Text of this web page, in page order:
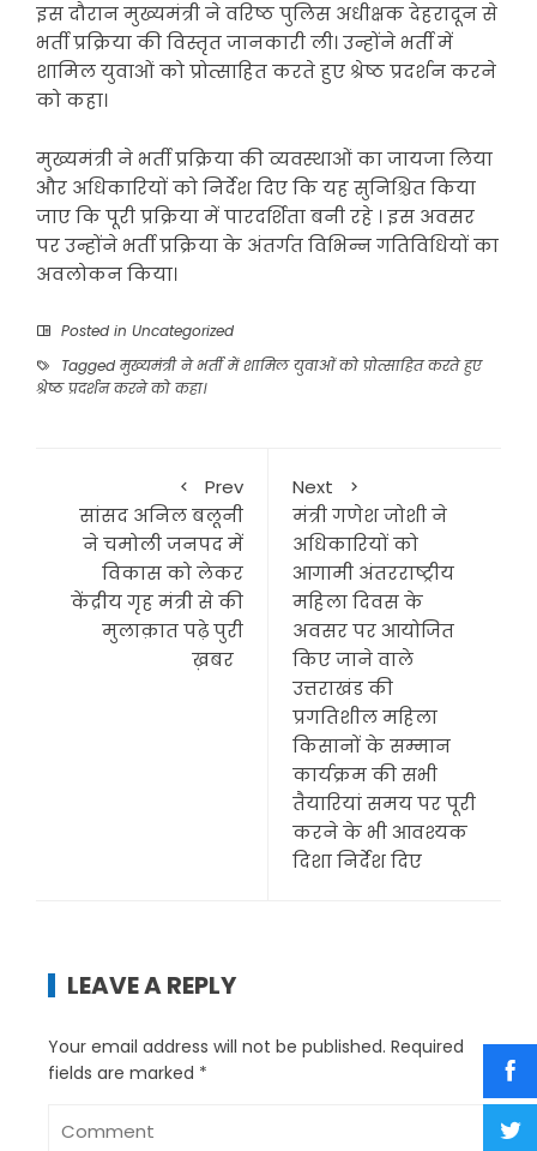
इस दौरान मुख्यमंत्री ने वरिष्ठ पुलिस अधीक्षक देहरादून से
भर्ती प्रक्रिया की विस्तृत जानकारी ली। उन्होंने भर्ती में
शामिल युवाओं को प्रोत्साहित करते हुए श्रेष्ठ प्रदर्शन करने
को कहा।
मुख्यमंत्री ने भर्ती प्रक्रिया की व्यवस्थाओं का जायजा लिया
और अधिकारियों को निर्देश दिए कि यह सुनिश्चित किया
जाए कि पूरी प्रक्रिया में पारदर्शिता बनी रहे । इस अवसर
पर उन्होंने भर्ती प्रक्रिया के अंतर्गत विभिन्न गतिविधियों का
अवलोकन किया।
Posted in Uncategorized
Tagged मुख्यमंत्री ने भर्ती में शामिल युवाओं को प्रोत्साहित करते हुए
श्रेष्ठ प्रदर्शन करने को कहा।
Prev
सांसद अनिल बलूनी
ने चमोली जनपद में
विकास को लेकर
केंद्रीय गृह मंत्री से की
मुलाक़ात पढ़े पुरी
ख़बर
Next
मंत्री गणेश जोशी ने
अधिकारियों को
आगामी अंतरराष्ट्रीय
महिला दिवस के
अवसर पर आयोजित
किए जाने वाले
उत्तराखंड की
प्रगतिशील महिला
किसानों के सम्मान
कार्यक्रम की सभी
तैयारियां समय पर पूरी
करने के भी आवश्यक
दिशा निर्देश दिए
LEAVE A REPLY
Your email address will not be published. Required
fields are marked *